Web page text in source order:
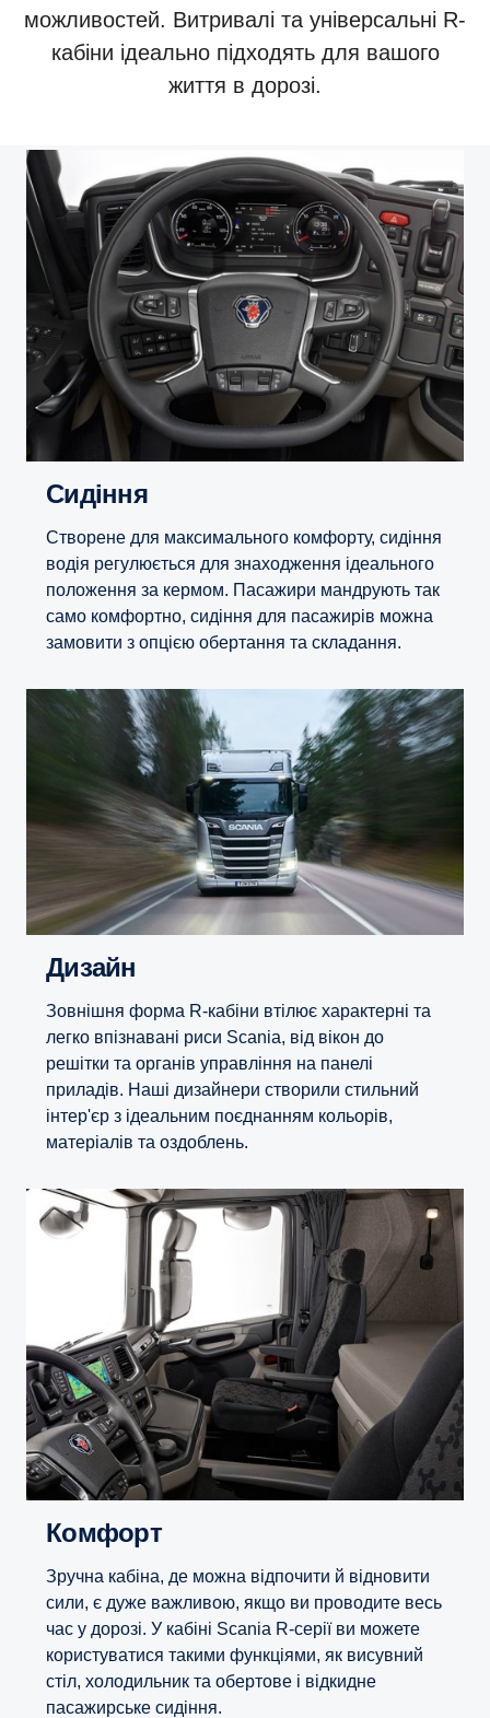
можливостей. Витривалі та універсальні R-
кабіни ідеально підходять для вашого
життя в дорозі.
Сидіння
Створене для максимального комфорту, сидіння
водія регулюється для знаходження ідеального
положення за кермом. Пасажири мандрують так
само комфортно, сидіння для пасажирів можна
замовити з опцією обертання та складання.
Дизайн
Зовнішня форма R-кабіни втілює характерні та
легко впізнавані риси Scania, від вікон до
решітки та органів управління на панелі
приладів. Наші дизайнери створили стильний
інтер'єр з ідеальним поєднанням кольорів,
матеріалів та оздоблень.
Комфорт
Зручна кабіна, де можна відпочити й відновити
сили, є дуже важливою, якщо ви проводите весь
час у дорозі. У кабіні Scania R-серії ви можете
користуватися такими функціями, як висувний
стіл, холодильник та обертове і відкидне
пасажирське сидіння.